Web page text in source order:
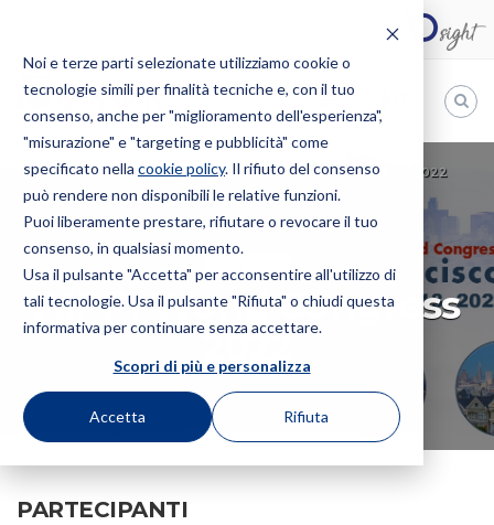
Noi e terze parti selezionate utilizziamo cookie o
tecnologie simili per finalità tecniche e, con il tuo
consenso, anche per "miglioramento dell'esperienza",
"misurazione" e "targeting e pubblicità" come
specificato nella cookie policy. Il rifiuto del consenso
può rendere non disponibili le relative funzioni.
Puoi liberamente prestare, rifiutare o revocare il tuo
consenso, in qualsiasi momento.
Usa il pulsante "Accetta" per acconsentire all'utilizzo di
tali tecnologie. Usa il pulsante "Rifiuta" o chiudi questa
informativa per continuare senza accettare.
Scopri di più e personalizza
Accetta Rifiuta
Bugnion
The
way
HOME EVENTI CONVEGNO AIPPI WORLD CONGRESS 2022
AIPPI World Congress
2022
PARTECIPANTI